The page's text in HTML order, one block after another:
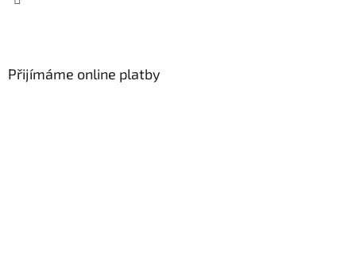
Přijímáme online platby